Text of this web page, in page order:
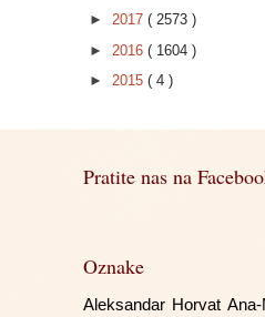
► 2017 ( 2573 )
► 2016 ( 1604 )
► 2015 ( 4 )
Pratite nas na
Oznake
Aleksandar Horvat